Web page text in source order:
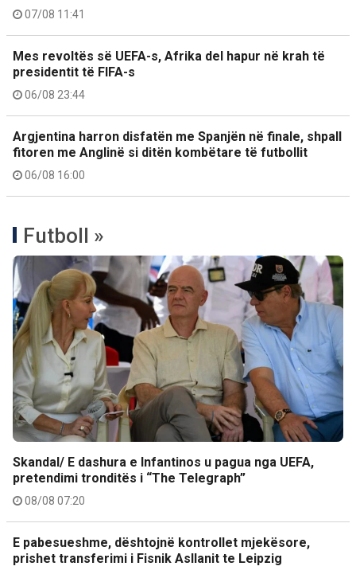
07/08 11:41
Mes revoltës së UEFA-s, Afrika del hapur në krah të
presidentit të FIFA-s
06/08 23:44
Argjentina harron disfatën me Spanjën në finale, shpall
fitoren me Anglinë si ditën kombëtare të futbollit
06/08 16:00
Futboll »
Skandal/ E dashura e Infantinos u pagua nga UEFA,
pretendimi tronditës i “The Telegraph”
08/08 07:20
E pabesueshme, dështojnë kontrollet mjekësore,
prishet transferimi i Fisnik Asllanit te Leipzig